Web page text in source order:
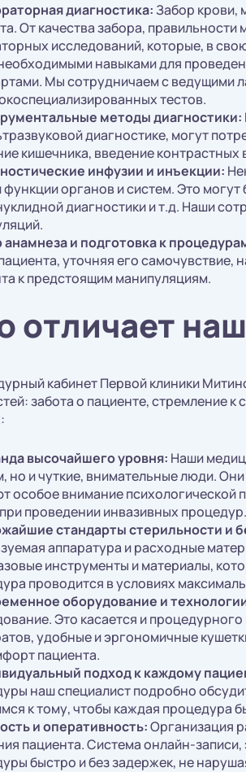
диагностика:Забор крови,
От качества забора,
исследований, которые, в
навыками для
Мы сотрудничаем с ведущими
тестов.
методы диагностики:
диагностике, могут
кишечника, введение контрастных
инфузии и инъекции:
функции органов и систем. Это
диагностики и т.д. Наши
и подготовка к
уточняя его самочувствие,
к предстоящим манипуляциям.
отличает
кабинет Первой клиники
забота о пациенте, стремление
высочайшего уровня: Наши
но и чуткие, внимательные люди.
особое внимание психологической
проведении инвазивных процедур.
стандарты стерильности и
аппаратура и расходные
инструменты и материалы,
проводится в условиях
оборудование и
Это касается и
удобные и эргономичные
пациента.
подход к каждому
наш специалист подробно
к тому, чтобы каждая процедура
и оперативность:Организация
пациента. Система онлайн-
быстро и без задержек, не